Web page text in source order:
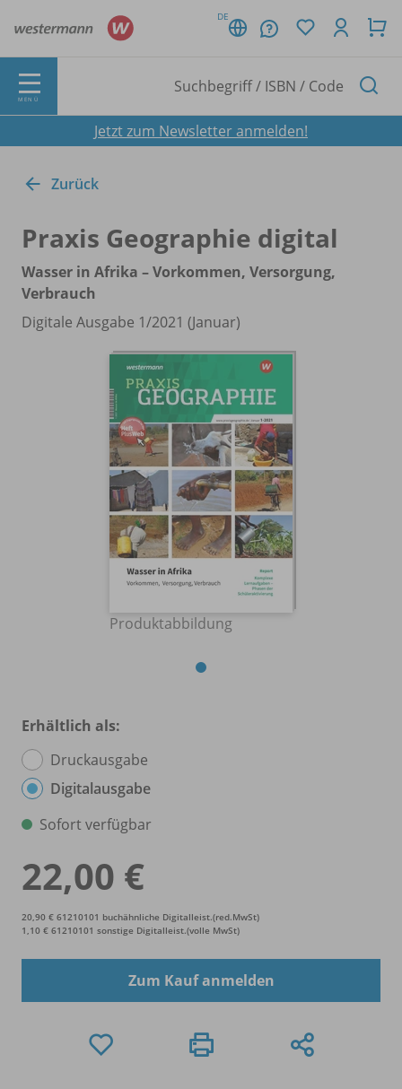
DE
MENÜ
Jetzt zum Newsletter anmelden!
Zurück
Praxis Geographie digital
Wasser in Afrika – Vorkommen, Versorgung,
Verbrauch
Digitale Ausgabe 1/2021 (Januar)
Produktabbildung
Erhältlich als:
Druckausgabe
Digitalausgabe
Sofort verfügbar
22,00 €
20,90 € 61210101 buchähnliche Digitalleist.(red.MwSt)
1,10 € 61210101 sonstige Digitalleist.(volle MwSt)
Zum Kauf anmelden